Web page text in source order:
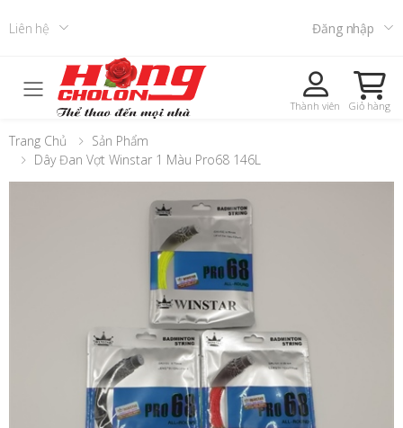
Liên hệ Đăng nhập
Toggle mobile menu Thành viên Giỏ hàng
Trang Chủ
Sản Phẩm
Dây Đan Vợt Winstar 1 Màu Pro68 146L